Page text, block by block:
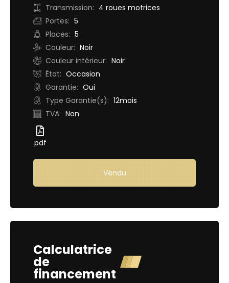
Transmission: 4 roues motrices
Portes: 5
Places: 5
Couleur: Noir
Couleur intérieur: Noir
État: Occasion
Garantie: Oui
Type Garantie(s): 12mois
TVA: Non
pdf
Vendu
Calculatrice
de
financement